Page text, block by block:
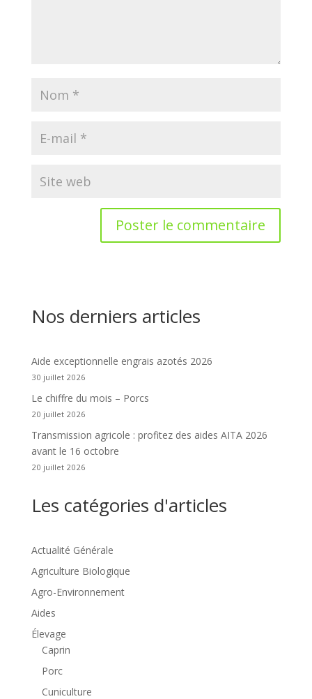
Nos derniers articles
Aide exceptionnelle engrais azotés 2026
30 juillet 2026
Le chiffre du mois – Porcs
20 juillet 2026
Transmission agricole : profitez des aides AITA 2026
avant le 16 octobre
20 juillet 2026
Les catégories d'articles
Actualité Générale
Agriculture Biologique
Agro-Environnement
Aides
Élevage
Caprin
Porc
Cuniculture